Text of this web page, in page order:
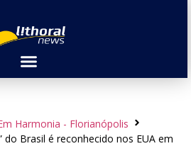
Harmonia - Florianópolis
do Brasil é reconhecido nos EUA em